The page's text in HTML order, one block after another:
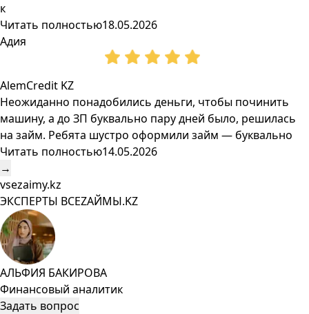
к
Читать полностью18.05.2026
Адия
AlemCredit KZ
Неожиданно понадобились деньги, чтобы починить
машину, а до ЗП буквально пару дней было, решилась
на займ. Ребята шустро оформили займ — буквально
Читать полностью14.05.2026
→
vsezaimy.kz
ЭКСПЕРТЫ ВСЕZAЙМЫ.KZ
АЛЬФИЯ БАКИРОВА
Финансовый аналитик
Задать вопрос